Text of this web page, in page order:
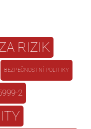
RIZIK
BEZPEČNOSTNÍ POLITIKY
2